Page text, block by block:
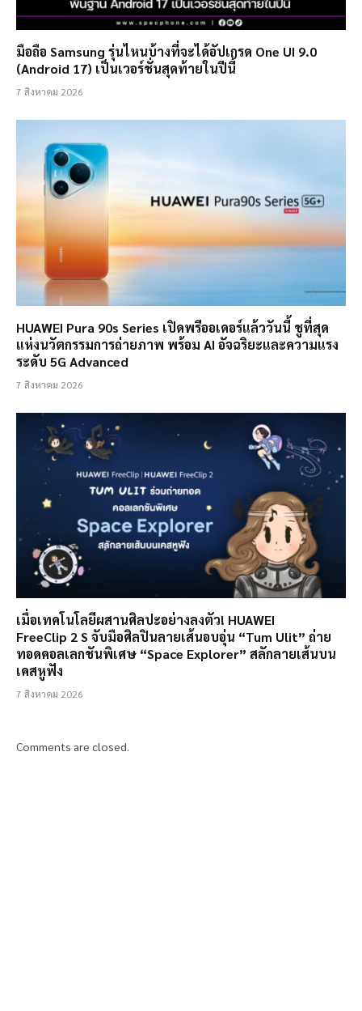
มือถือ Samsung รุ่นไหนบ้างที่จะได้อัปเกรด One UI 9.0
(Android 17) เป็นเวอร์ชั่นสุดท้ายในปีนี้
7 สิงหาคม 2026
HUAWEI Pura 90s Series เปิดพรีออเดอร์แล้ววันนี้ ชูที่สุด
แห่งนวัตกรรมการถ่ายภาพ พร้อม AI อัจฉริยะและความแรง
ระดับ 5G Advanced
7 สิงหาคม 2026
เมื่อเทคโนโลยีผสานศิลปะอย่างลงตัว! HUAWEI
FreeClip 2 S จับมือศิลปินลายเส้นอบอุ่น “Tum Ulit” ถ่าย
ทอดคอลเลกชันพิเศษ “Space Explorer” สลักลายเส้นบน
เคสหูฟัง
7 สิงหาคม 2026
Comments are closed.